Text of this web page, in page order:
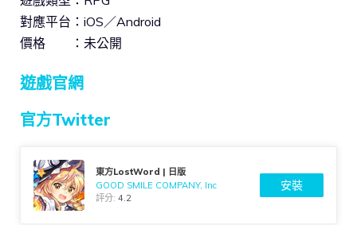
對應平台：iOS／Android
價格 ：未公開
遊戲官網
官方Twitter
東方LostWord | 日版
GOOD SMILE COMPANY, Inc
評分:4.2
安裝